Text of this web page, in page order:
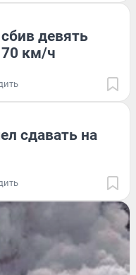
девять
км/ч
сдавать на